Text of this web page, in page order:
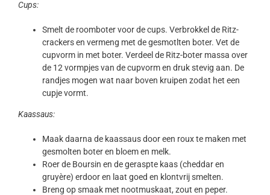
Cups:
Smelt de roomboter voor de cups. Verbrokkel de Ritz-
crackers en vermeng met de gesmotlten boter. Vet de
cupvorm in met boter. Verdeel de Ritz-boter massa over
de 12 vormpjes van de cupvorm en druk stevig aan. De
randjes mogen wat naar boven kruipen zodat het een
cupje vormt.
Kaassaus:
Maak daarna de kaassaus door een roux te maken met
gesmolten boter en bloem en melk.
Roer de Boursin en de geraspte kaas (cheddar en
gruyère) erdoor en laat goed en klontvrij smelten.
Breng op smaak met nootmuskaat, zout en peper.